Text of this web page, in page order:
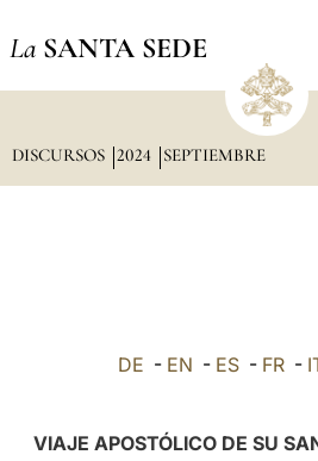
La SANTA SEDE
DISCURSOS 2024 SEPTIEMBRE
DE - EN - ES - FR -
VIAJE APOSTÓLICO DE SU